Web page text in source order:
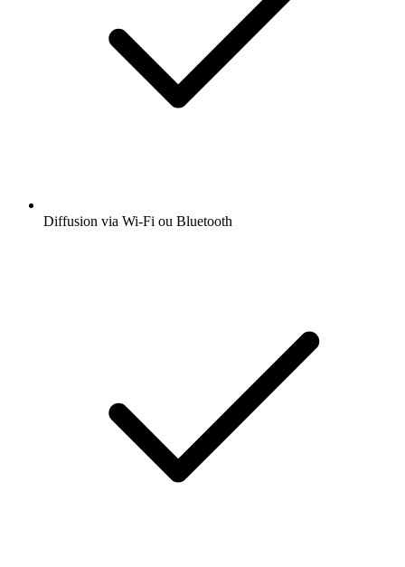
Diffusion via Wi-Fi ou Bluetooth